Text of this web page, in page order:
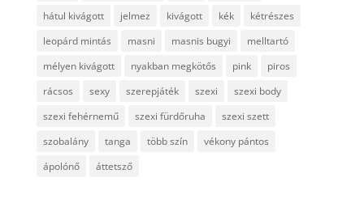
hátul kivágott
jelmez kivágott kék
kétrészes
leopárd mintás
masni masnis bugyi
melltartó
mélyen kivágott
nyakban megkötős pink
piros
rácsos
sexy szerepjáték szexi
szexi body
szexi fehérnemű
szexi fürdőruha
szexi szett
szobalány
tanga több szín
vékony pántos
ápolónő
áttetsző